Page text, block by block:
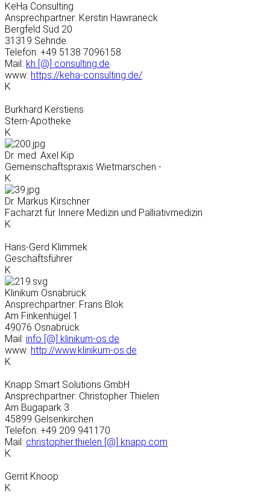
KeHa Consulting
Ansprechpartner: Kerstin Hawraneck
Bergfeld Süd 20
31319 Sehnde
Telefon: +49 5138 7096158
Mail: kh [@] consulting.de
www: https://keha-consulting.de/
K
Burkhard Kerstiens
Stern-Apotheke
K
Dr. med. Axel Kip
Gemeinschaftspraxis Wietmarschen -
K
Dr. Markus Kirschner
Facharzt für Innere Medizin und Palliativmedizin
K
Hans-Gerd Klimmek
Geschäftsführer
K
Klinikum Osnabrück
Ansprechpartner: Frans Blok
Am Finkenhügel 1
49076 Osnabrück
Mail: info [@] klinikum-os.de
www: http://www.klinikum-os.de
K
Knapp Smart Solutions GmbH
Ansprechpartner: Christopher Thielen
Am Bugapark 3
45899 Gelsenkirchen
Telefon: +49 209 941170
Mail: christopher.thielen [@] knapp.com
K
Gerrit Knoop
K